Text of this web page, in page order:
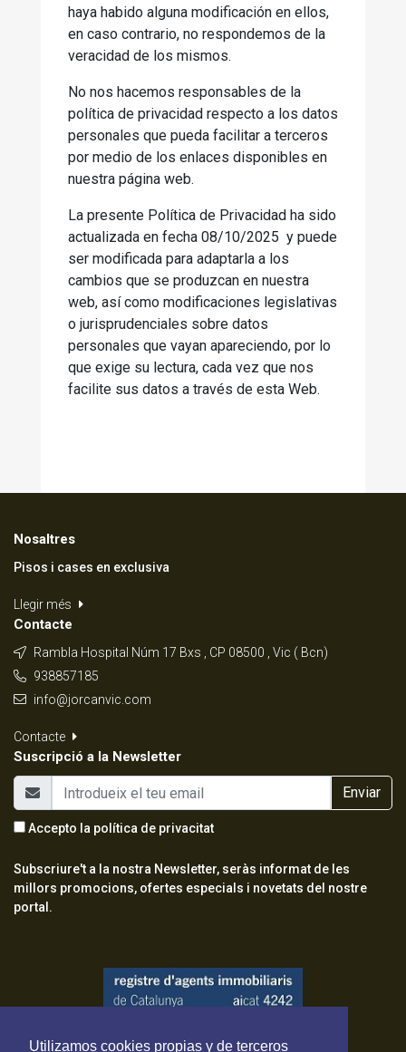
Utilizamos cookies propias y de terceros
haya habido alguna modificación en ellos,
en caso contrario, no respondemos de la
veracidad de los mismos.
No nos hacemos responsables de la
política de privacidad respecto a los datos
personales que pueda facilitar a terceros
por medio de los enlaces disponibles en
nuestra página web.
La presente Política de Privacidad ha sido
actualizada en fecha 08/10/2025 y puede
ser modificada para adaptarla a los
cambios que se produzcan en nuestra
web, así como modificaciones legislativas
o jurisprudenciales sobre datos
personales que vayan apareciendo, por lo
que exige su lectura, cada vez que nos
facilite sus datos a través de esta Web.
Nosaltres
Pisos i cases en exclusiva
Llegir més
Contacte
Rambla Hospital Núm 17 Bxs , CP 08500 , Vic ( Bcn)
938857185
info@jorcanvic.com
Contacte
Suscripció a la Newsletter
Enviar
Accepto la política de privacitat
Subscriure't a la nostra Newsletter, seràs informat de les
millors promocions, ofertes especials i novetats del nostre
portal.